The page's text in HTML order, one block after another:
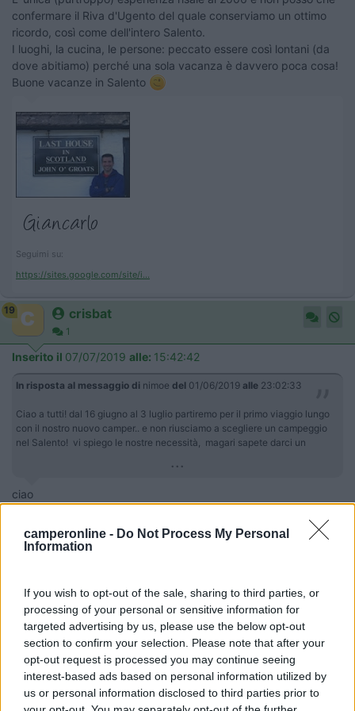
camperonline - Do Not Process My Personal
Information
If you wish to opt-out of the sale, sharing to third parties, or
processing of your personal or sensitive information for
targeted advertising by us, please use the below opt-out
section to confirm your selection. Please note that after your
opt-out request is processed you may continue seeing
interest-based ads based on personal information utilized by
us or personal information disclosed to third parties prior to
confermare il Riva d'Ugento del quale conserviamo un ottimo
ricordo, così come dell'intero Salento.
I luoghi, la cucina, le persone: peccato essere così lontani (da
dove abitiamo) perché una sola vacanza è davvero poca cosa!
Buone vacanze in Salento
Seguimi su:
https://sites.google.com/site/i...
19 crisbat
1
Inserito il 07/07/2019 alle: 15:42:42
In risposta al messaggio di nimoe del 01/06/2019 alle 23:02:33
Ciao a tutti! dal 16 giugno al 3 luglio partiremo per il primo viaggio lungo
con il nostro nuovo camper.. e non riusciamo a scegliere un campeggio
nel Salento! vi spiego le nostre necessità, magari sapete darci un
...
ciao
partiamo fra un paio di settimane, non abbiamo prenotato e
abbiamo un camper da 7.5 mt possiamo trovare posto secondo
nimoe
4
Inserito il07/07/2019 alle:15:49:50
In risposta al messaggio dicrisbatdel07/07/2019 alle15:42:42